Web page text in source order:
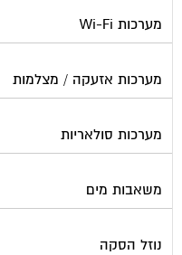
מערכות Wi-Fi
מערכות אזעקה / מצלמות
מערכות סולאריות
משאבות מים
נוזל הסקה